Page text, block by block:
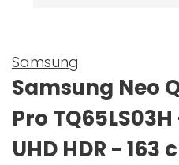
Samsung
Samsung Neo
Pro TQ65LS03H
UHD HDR - 163